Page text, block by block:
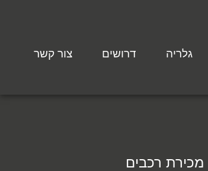
גלריה דרושים צור קשר
מכירת רכבים